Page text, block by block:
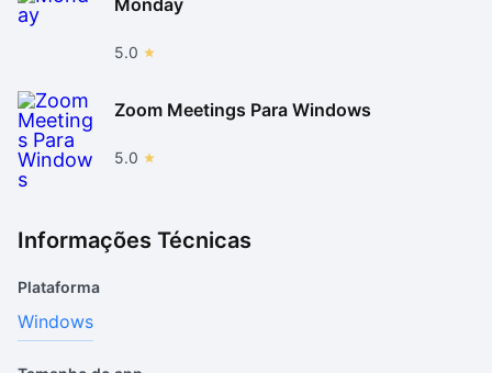
5.0
Zoom Meetings Para Windows
5.0
Informações Técnicas
Plataforma
Windows